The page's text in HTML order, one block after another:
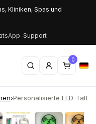
Kliniken, Spas und
Support
0
›Personalisierte LED-
›